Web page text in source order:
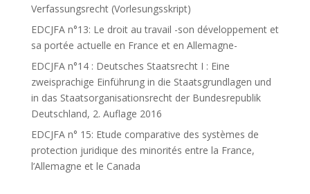
Verfassungsrecht (Vorlesungsskript)
EDCJFA n°13: Le droit au travail -son développement et
sa portée actuelle en France et en Allemagne-
EDCJFA n°14 : Deutsches Staatsrecht I : Eine
zweisprachige Einführung in die Staatsgrundlagen und
in das Staatsorganisationsrecht der Bundesrepublik
Deutschland, 2. Auflage 2016
EDCJFA n° 15: Etude comparative des systèmes de
protection juridique des minorités entre la France,
l’Allemagne et le Canada